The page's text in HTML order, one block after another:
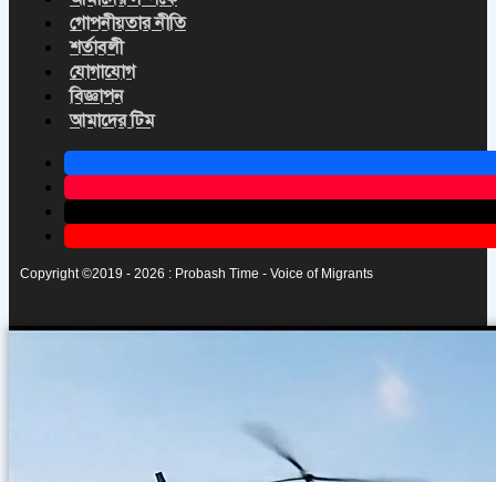
গোপনীয়তার নীতি
শর্তাবলী
যোগাযোগ
বিজ্ঞাপন
আমাদের টিম
Copyright ©2019 - 2026 : Probash Time - Voice of Migrants